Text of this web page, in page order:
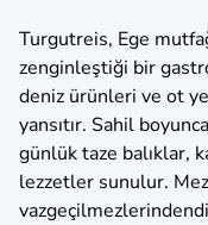
Turgutreis, Ege
zenginleştiği bir
deniz ürünleri ve ot
yansıtır. Sahil
günlük taze balıklar,
lezzetler sunulur.